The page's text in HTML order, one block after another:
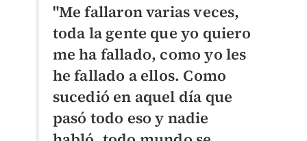
"Me fallaron varias veces,
toda la gente que yo quiero
me ha fallado, como yo les
he fallado a ellos. Como
sucedió en aquel día que
pasó todo eso y nadie